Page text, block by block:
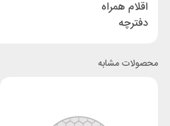
اقلام همراه
دفترچه
محصولات مشابه